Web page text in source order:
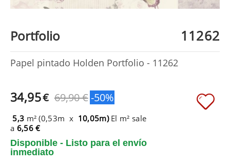
Portfolio 11262
Papel pintado Holden Portfolio - 11262
34,95€ 69,90 €-50%
5,3 m² (0,53m x 10,05m) El m² sale
a 6,56 €
Disponible - Listo para el envío
inmediato